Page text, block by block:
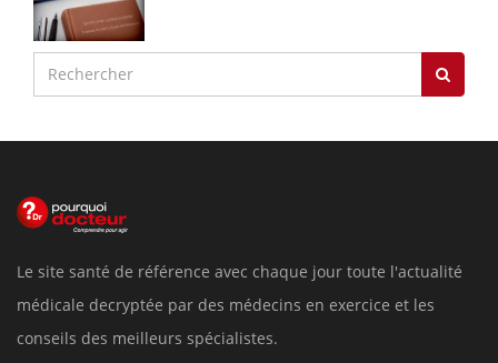
Le site santé de référence avec chaque jour toute l'actualité
médicale decryptée par des médecins en exercice et les
conseils des meilleurs spécialistes.